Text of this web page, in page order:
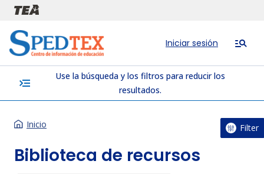
Pasar al contenido principal
Iniciar sesión
menu_open
Use la búsqueda y los filtros para reducir los
resultados.
Inicio
Biblioteca de recursos
Filter